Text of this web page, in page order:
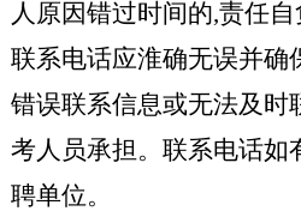
人原因错过时间的,责任
联系电话应淮确无误并确
错误联系信息或无法及时
考人员承担。联系电话如
聘单位。